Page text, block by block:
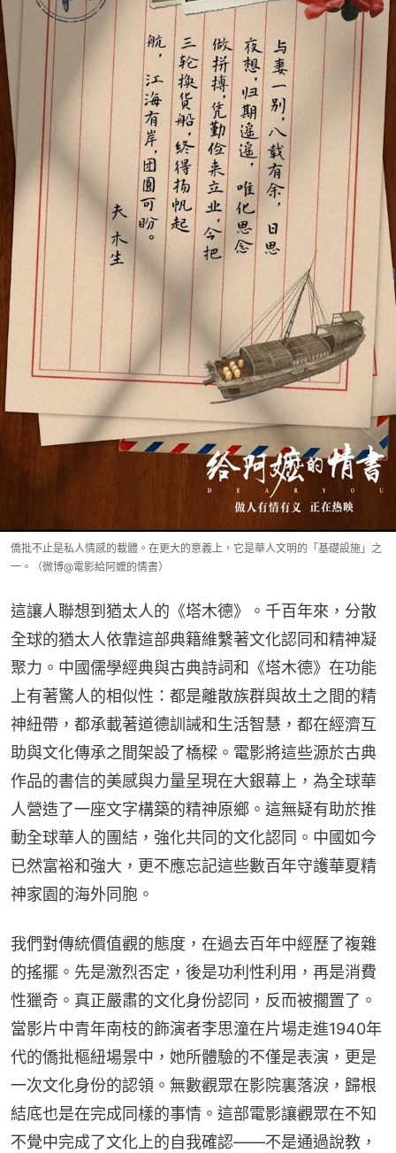
僑批不止是私人情感的載體。在更大的意義上，它是華人文明的「基礎設施」之
一。（微博@電影給阿嬤的情書）
這讓人聯想到猶太人的《塔木德》。千百年來，分散
全球的猶太人依靠這部典籍維繫著文化認同和精神凝
聚力。中國儒學經典與古典詩詞和《塔木德》在功能
上有著驚人的相似性：都是離散族群與故土之間的精
神紐帶，都承載著道德訓誡和生活智慧，都在經濟互
助與文化傳承之間架設了橋樑。電影將這些源於古典
作品的書信的美感與力量呈現在大銀幕上，為全球華
人營造了一座文字構築的精神原鄉。這無疑有助於推
動全球華人的團結，強化共同的文化認同。中國如今
已然富裕和強大，更不應忘記這些數百年守護華夏精
神家園的海外同胞。
我們對傳統價值觀的態度，在過去百年中經歷了複雜
的搖擺。先是激烈否定，後是功利性利用，再是消費
性獵奇。真正嚴肅的文化身份認同，反而被擱置了。
當影片中青年南枝的飾演者李思潼在片場走進1940年
代的僑批樞紐場景中，她所體驗的不僅是表演，更是
一次文化身份的認領。無數觀眾在影院裏落淚，歸根
結底也是在完成同樣的事情。這部電影讓觀眾在不知
不覺中完成了文化上的自我確認——不是通過說教，